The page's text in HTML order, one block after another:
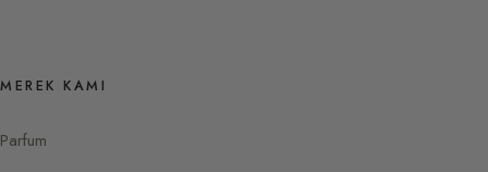
MEREK KAMI
Parfum